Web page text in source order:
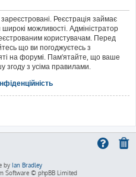
Реєстрація займає
можливості. Адміністратор
користувачам. Перед
що ви погоджуєтесь з
на форумі. Пам'ятайте, що ваше
з усіма правилами.
by Ian Bradley
Software © phpBB Limited